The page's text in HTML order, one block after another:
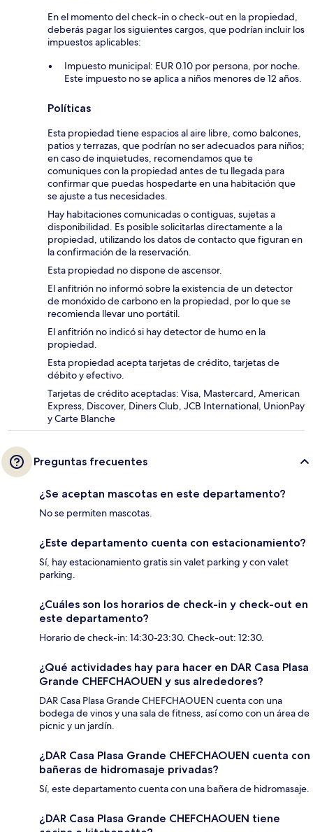
En el momento del check-in o check-out en la propiedad,
deberás pagar los siguientes cargos, que podrían incluir los
impuestos aplicables:
Impuesto municipal: EUR 0.10 por persona, por noche.
Este impuesto no se aplica a niños menores de 12 años.
Políticas
Esta propiedad tiene espacios al aire libre, como balcones,
patios y terrazas, que podrían no ser adecuados para niños;
en caso de inquietudes, recomendamos que te
comuniques con la propiedad antes de tu llegada para
confirmar que puedas hospedarte en una habitación que
se ajuste a tus necesidades.
Hay habitaciones comunicadas o contiguas, sujetas a
disponibilidad. Es posible solicitarlas directamente a la
propiedad, utilizando los datos de contacto que figuran en
la confirmación de la reservación.
Esta propiedad no dispone de ascensor.
El anfitrión no informó sobre la existencia de un detector
de monóxido de carbono en la propiedad, por lo que se
recomienda llevar uno portátil.
El anfitrión no indicó si hay detector de humo en la
propiedad.
Esta propiedad acepta tarjetas de crédito, tarjetas de
débito y efectivo.
Tarjetas de crédito aceptadas: Visa, Mastercard, American
Express, Discover, Diners Club, JCB International, UnionPay
y Carte Blanche
Preguntas frecuentes
¿Se aceptan mascotas en este departamento?
No se permiten mascotas.
¿Este departamento cuenta con estacionamiento?
Sí, hay estacionamiento gratis sin valet parking y con valet
parking.
¿Cuáles son los horarios de check-in y check-out en
este departamento?
Horario de check-in: 14:30-23:30. Check-out: 12:30.
¿Qué actividades hay para hacer en DAR Casa Plasa
Grande CHEFCHAOUEN y sus alrededores?
DAR Casa Plasa Grande CHEFCHAOUEN cuenta con una
bodega de vinos y una sala de fitness, así como con un área de
picnic y un jardín.
¿DAR Casa Plasa Grande CHEFCHAOUEN cuenta con
bañeras de hidromasaje privadas?
Sí, este departamento cuenta con una bañera de hidromasaje.
¿DAR Casa Plasa Grande CHEFCHAOUEN tiene